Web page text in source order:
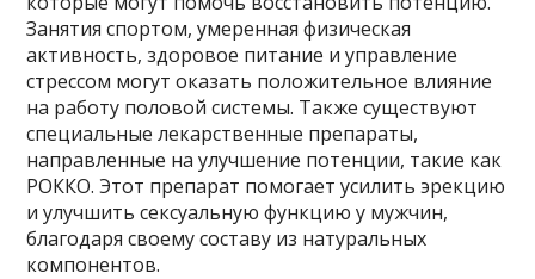
Занятия спортом, умеренная физическая
активность, здоровое питание и управление
стрессом могут оказать положительное влияние
на работу половой системы. Также существуют
специальные лекарственные препараты,
направленные на улучшение потенции, такие как
РОККО. Этот препарат помогает усилить эрекцию
и улучшить сексуальную функцию у мужчин,
благодаря своему составу из натуральных
компонентов.